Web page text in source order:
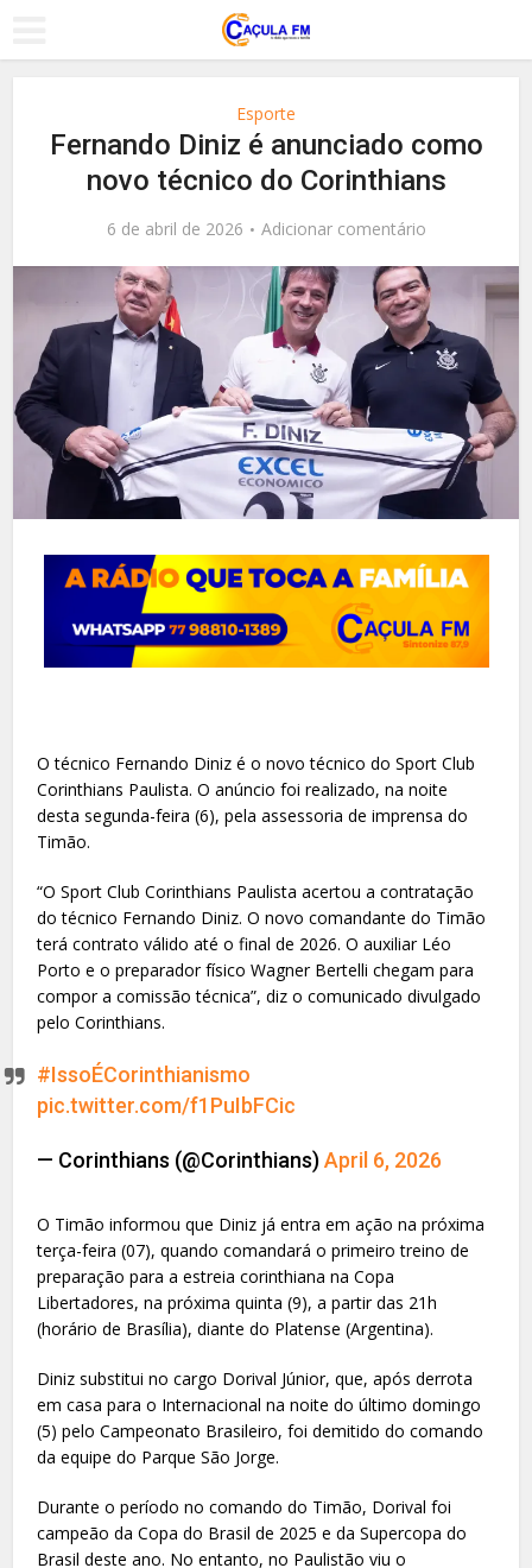
Esporte
Fernando Diniz é anunciado como
novo técnico do Corinthians
6 de abril de 2026 Adicionar comentário
O técnico Fernando Diniz é o novo técnico do Sport Club
Corinthians Paulista. O anúncio foi realizado, na noite
desta segunda-feira (6), pela assessoria de imprensa do
Timão.
“O Sport Club Corinthians Paulista acertou a contratação
do técnico Fernando Diniz. O novo comandante do Timão
terá contrato válido até o final de 2026. O auxiliar Léo
Porto e o preparador físico Wagner Bertelli chegam para
compor a comissão técnica”, diz o comunicado divulgado
pelo Corinthians.
#IssoÉCorinthianismo
pic.twitter.com/f1PuIbFCic
— Corinthians (@Corinthians)April 6, 2026
O Timão informou que Diniz já entra em ação na próxima
terça-feira (07), quando comandará o primeiro treino de
preparação para a estreia corinthiana na Copa
Libertadores, na próxima quinta (9), a partir das 21h
(horário de Brasília), diante do Platense (Argentina).
Diniz substitui no cargo Dorival Júnior, que, após derrota
em casa para o Internacional na noite do último domingo
(5) pelo Campeonato Brasileiro, foi demitido do comando
da equipe do Parque São Jorge.
Durante o período no comando do Timão, Dorival foi
campeão da Copa do Brasil de 2025 e da Supercopa do
Brasil deste ano. No entanto, no Paulistão viu o